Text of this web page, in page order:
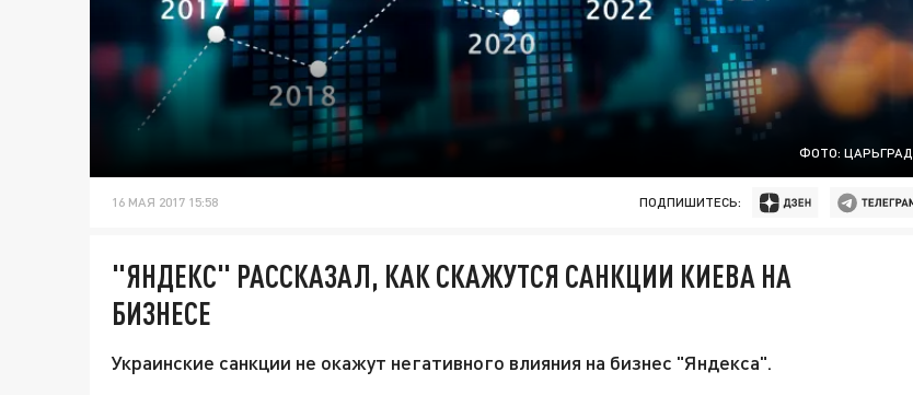
ФОТО: ЦАРЬГРАД
16 МАЯ 2017 15:58 ПОДПИШИТЕСЬ:
"ЯНДЕКС" РАССКАЗАЛ, КАК СКАЖУТСЯ САНКЦИИ КИЕВА НА
БИЗНЕСЕ
Украинские санкции не окажут негативного влияния на бизнес "Яндекса".